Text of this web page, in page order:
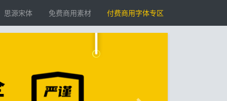
思源宋体 免费商用素材 付费商用字体专区